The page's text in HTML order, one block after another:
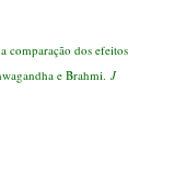
comparação dos efeitos
e Brahmi.J